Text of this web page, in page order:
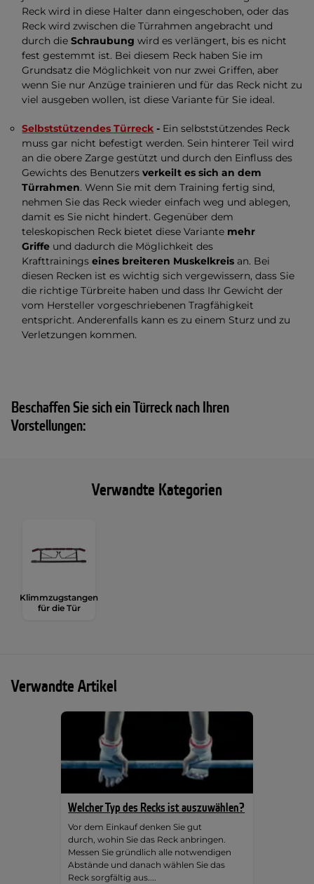
Reck wird in diese Halter dann eingeschoben, oder das
Reck wird zwischen die Türrahmen angebracht und
durch die Schraubung wird es verlängert, bis es nicht
fest gestemmt ist. Bei diesem Reck haben Sie im
Grundsatz die Möglichkeit von nur zwei Griffen, aber
wenn Sie nur Anzüge trainieren und für das Reck nicht zu
viel ausgeben wollen, ist diese Variante für Sie ideal.
Selbststützendes Türreck - Ein selbststützendes Reck
muss gar nicht befestigt werden. Sein hinterer Teil wird
an die obere Zarge gestützt und durch den Einfluss des
Gewichts des Benutzersverkeilt es sich an dem
Türrahmen. Wenn Sie mit dem Training fertig sind,
nehmen Sie das Reck wieder einfach weg und ablegen,
damit es Sie nicht hindert. Gegenüber dem
teleskopischen Reck bietet diese Variante mehr
Griffe und dadurch die Möglichkeit des
Krafttrainingseines breiteren Muskelkreis an. Bei
diesen Recken ist es wichtig sich vergewissern, dass Sie
die richtige Türbreite haben und dass Ihr Gewicht der
vom Hersteller vorgeschriebenen Tragfähigkeit
entspricht. Anderenfalls kann es zu einem Sturz und zu
Verletzungen kommen.
Beschaffen Sie sich ein Türreck nach Ihren
Vorstellungen:
Verwandte Kategorien
Klimmzugstangen
für die Tür
Verwandte Artikel
Welcher Typ des Recks ist auszuwählen?
Vor dem Einkauf denken Sie gut
durch, wohin Sie das Reck anbringen.
Messen Sie gründlich alle notwendigen
Abstände und danach wählen Sie das
Reck sorgfältig aus....